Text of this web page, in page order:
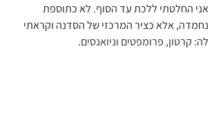
אני החלטתי ללכת עד הסוף. לא כתוספת
נחמדה, אלא כציר המרכזי של הסדנה וקראתי
לה: קרטון, פרומפטים וניואנסים.